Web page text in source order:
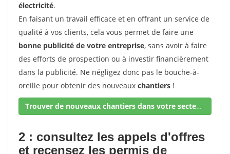
électricité.
En faisant un travail efficace et en offrant un service de
qualité à vos clients, cela vous permet de faire une
bonne publicité de votre entreprise, sans avoir à faire
des efforts de prospection ou à investir financièrement
dans la publicité. Ne négligez donc pas le bouche-à-
oreille pour obtenir des nouveaux chantiers !
Trouver de nouveaux chantiers dans votre secteur !
2 : consultez les appels d'offres
et recensez les permis de